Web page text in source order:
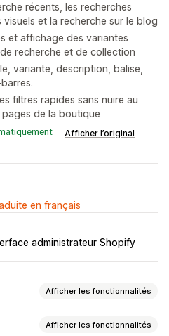
récents, les recherches
et la recherche sur le blog
et affichage des variantes
recherche et de collection
variante, description, balise,
filtres rapides sans nuire au
de la boutique
Afficher l’original
en français
administrateur Shopify
Afficher les fonctionnalités
Afficher les fonctionnalités